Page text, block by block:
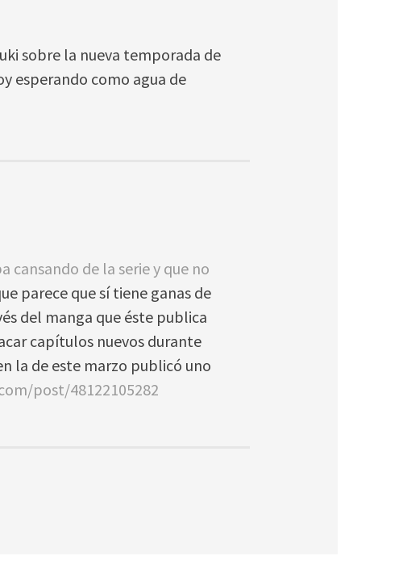
sobre la nueva temporada de
esperando como agua de
cansando de la serie y que no
parece que sí tiene ganas de
del manga que éste publica
capítulos nuevos durante
la de este marzo publicó uno
post/48122105282